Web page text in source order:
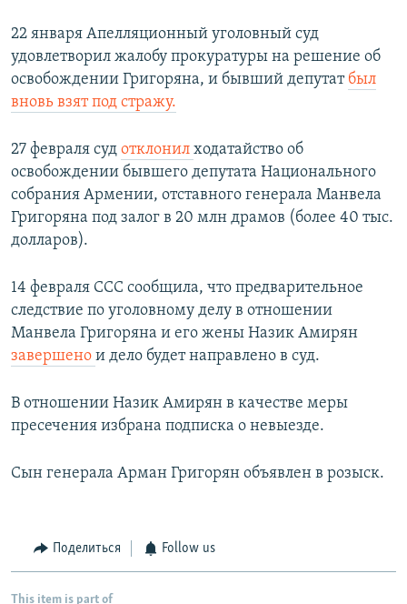
22 января Апелляционный уголовный суд
удовлетворил жалобу прокуратуры на решение об
освобождении Григоряна, и бывший депутат был
вновь взят под стражу.
27 февраля суд отклонил ходатайство об
освобождении бывшего депутата Национального
собрания Армении, отставного генерала Манвела
Григоряна под залог в 20 млн драмов (более 40 тыс.
долларов).
14 февраля ССС сообщила, что предварительное
следствие по уголовному делу в отношении
Манвела Григоряна и его жены Назик Амирян
завершено и дело будет направлено в суд.
В отношении Назик Амирян в качестве меры
пресечения избрана подписка о невыезде.
Сын генерала Арман Григорян объявлен в розыск.
Поделиться Follow us
This item is part of